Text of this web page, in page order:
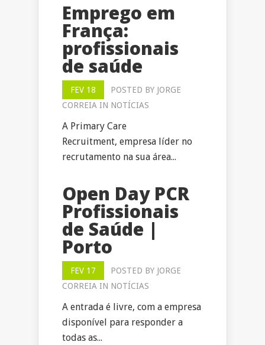
Emprego em
França:
profissionais
de saúde
FEV 18 POSTED BY JORGE
CORREIA IN NOTÍCIAS
A Primary Care
Recruitment, empresa líder no
recrutamento na sua área...
Open Day PCR
Profissionais
de Saúde |
Porto
FEV 17 POSTED BY JORGE
CORREIA IN NOTÍCIAS
A entrada é livre, com a empresa
disponível para responder a
todas as...